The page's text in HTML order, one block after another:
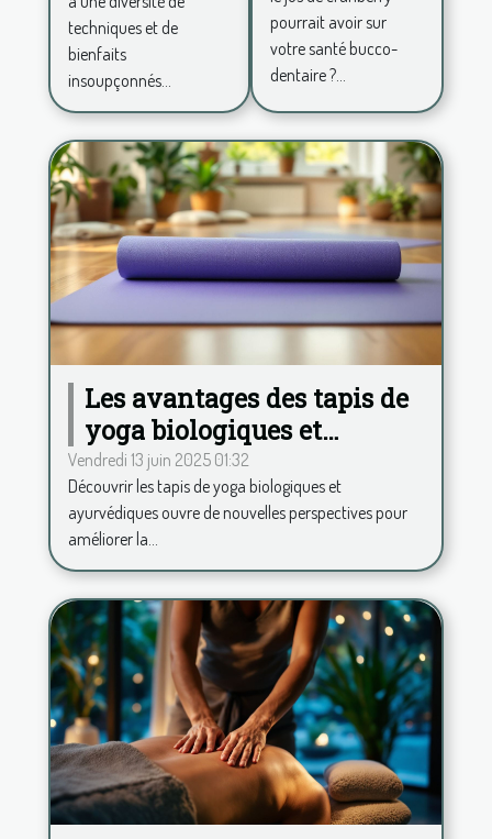
le bien-être
techniques et de
bienfaits
insoupçonnés...
bucco-
dentaire ?
pourrait avoir sur
votre santé bucco-
dentaire ?...
Les avantages des tapis de
yoga biologiques et
ayurvédiques
Vendredi 13 juin 2025 01:32
Découvrir les tapis de yoga biologiques et
ayurvédiques ouvre de nouvelles perspectives pour
améliorer la...